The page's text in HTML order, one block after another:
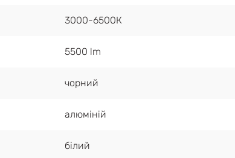
3000-6500К
5500 lm
чорний
алюміній
білий